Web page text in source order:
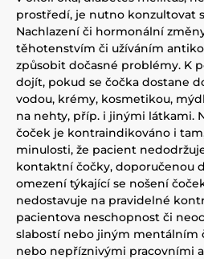
prostředí, je nutno konzultovat
Nachlazení či hormonální
těhotenstvím či užíváním
způsobit dočasné problémy. K
dojít, pokud se čočka dostane
vodou, krémy, kosmetikou,
na nehty, příp. i jinými látkami.
čoček je kontraindikováno i
minulosti, že pacient
kontaktní čočky, doporučenou
omezení týkající se nošení
nedostavuje na pravidelné
pacientova neschopnost či
slabostí nebo jiným mentálním
nebo nepříznivými pracovními